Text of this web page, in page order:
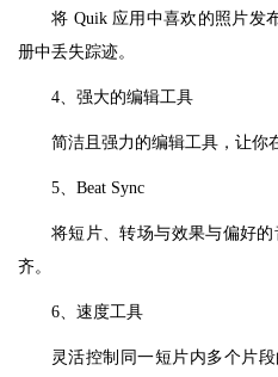
将 Quik 应用中喜欢的照片发
册中丢失踪迹。
4、强大的编辑工具
简洁且强力的编辑工具，让你
5、Beat Sync
将短片、转场与效果与偏好
齐。
6、速度工具
灵活控制同一短片内多个片